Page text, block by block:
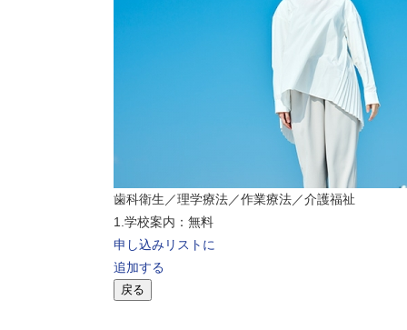
歯科衛生／理学療法／作業療法／介護福祉
1.学校案内：無料
申し込みリストに
追加する